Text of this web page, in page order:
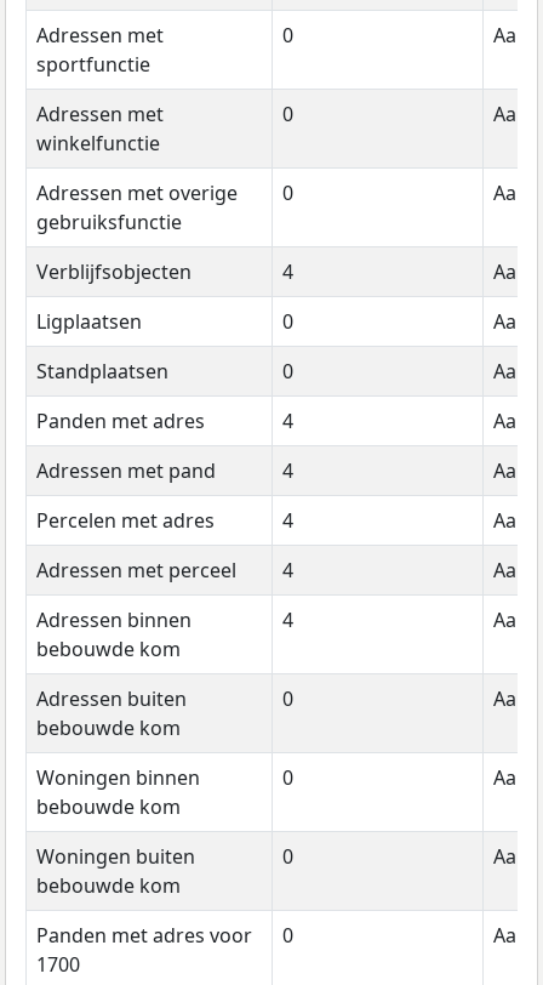
Adressen met
sportfunctie
0
Adressen met
winkelfunctie
0
Adressen met overige
gebruiksfunctie
0
Verblijfsobjecten 4
Ligplaatsen
0
Standplaatsen
0
Panden met adres
4
Adressen met pand
4
Percelen met adres
4
Adressen met perceel
4
Adressen binnen
bebouwde kom
4
Adressen buiten
bebouwde kom
0
Woningen binnen
bebouwde kom
0
Woningen buiten
bebouwde kom
0
Panden met adres voor
1700
0